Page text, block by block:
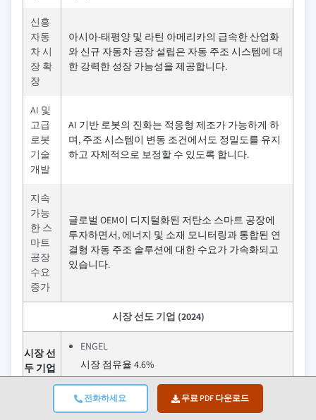
전화하세요 무료 PDF 다운로드
신흥
자동
차 시
장 확
장
아시아-태평양 및 라틴 아메리카의 급속한 산업화
와 신규 자동차 공장 설립은 자동 주조 시스템에 대
한 강력한 성장 가능성을 제공합니다.
AI 및
고급
로봇
기술
개발
AI 기반 로봇의 진화는 적응형 제조가 가능하게 하
며, 주조 시스템이 변동 조건에서도 정밀도를 유지
하고 자체적으로 보정할 수 있도록 합니다.
지속
가능
한 스
마트
공장
수요
증가
글로벌 OEM이 디지털화된 저탄소 스마트 공장에
투자하면서, 에너지 및 소재 모니터링과 통합된 연
결형 자동 주조 솔루션에 대한 수요가 가속화되고
있습니다.
시장 선도 기업 (2024)
시장 선
두 기업
ENGEL
시장 점유율 4.6%
ENGEL